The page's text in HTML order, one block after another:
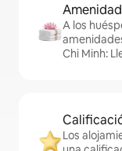
A los
Chi Minh:
Los